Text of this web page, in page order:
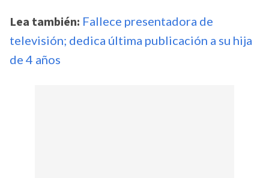
Lea también: Fallece presentadora de
televisión; dedica última publicación a su hija
de 4 años